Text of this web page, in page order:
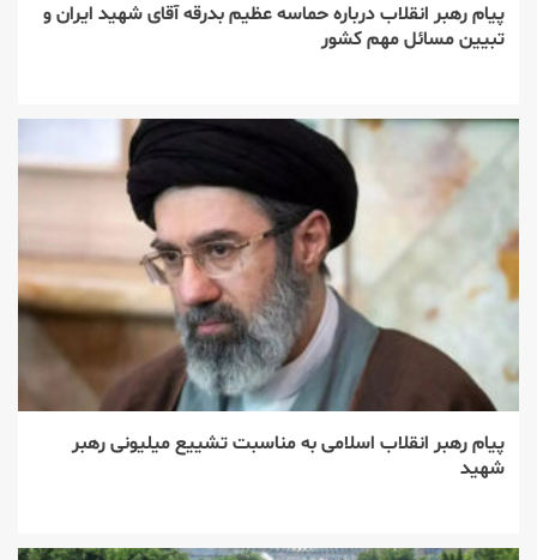
پیام رهبر انقلاب درباره حماسه عظیم بدرقه آقای شهید ایران و
تبیین مسائل مهم کشور
پیام رهبر انقلاب اسلامی به مناسبت تشییع میلیونی رهبر
شهید